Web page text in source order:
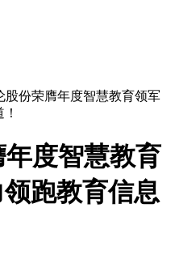
股份荣膺年度智慧教育领军
度智慧教育
跑教育信息